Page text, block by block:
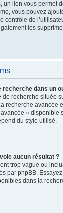
un lien vous permet
vous pouvez
contrôle de
les
dans un
recherche située
recherche avancée
» disponible
du style utilisé.
aucun résultat ?
trop vague ou
par phpBB. Essayez
dans la